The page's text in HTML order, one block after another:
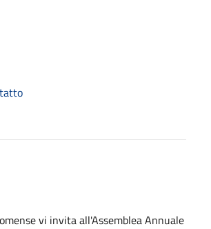
vi invita all'Assemblea Annuale